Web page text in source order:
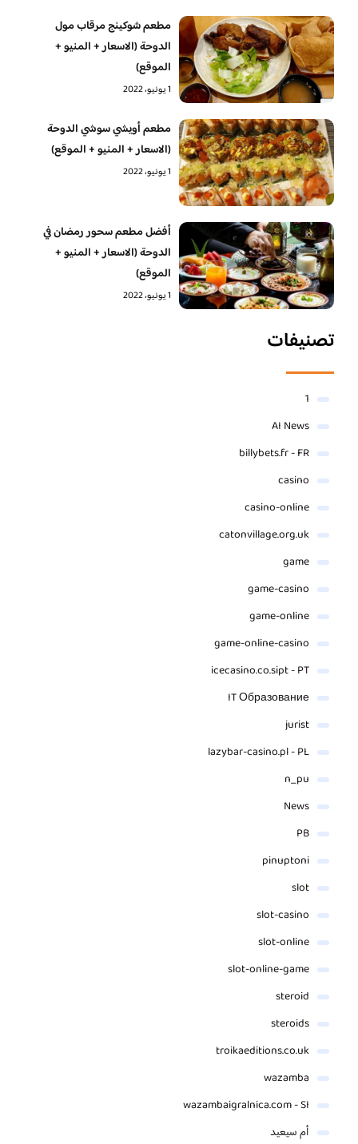
مطعم شوكينج مرقاب مول
الدوحة (الاسعار + المنيو +
الموقع)
1 يونيو، 2022
مطعم أويشي سوشي الدوحة
(الاسعار + المنيو + الموقع)
1 يونيو، 2022
أفضل مطعم سحور رمضان في
الدوحة (الاسعار + المنيو +
الموقع)
1 يونيو، 2022
تصنيفات
1
AI News
billybets.fr - FR
casino
casino-online
catonvillage.org.uk
game
game-casino
game-online
game-online-casino
icecasino.co.sipt - PT
IT Образование
jurist
lazybar-casino.pl - PL
n_pu
News
PB
pinuptoni
slot
slot-casino
slot-online
slot-online-game
steroid
steroids
troikaeditions.co.uk
wazamba
wazambaigralnica.com - SI
أم سيعيد